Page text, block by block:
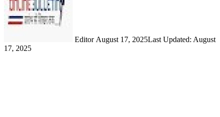
Editor August 17, 2025Last Updated: August
17, 2025